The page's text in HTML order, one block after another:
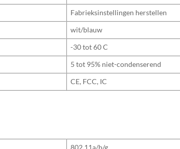
Fabrieksinstellingen herstellen
wit/blauw
-30 tot 60 C
5 tot 95% niet-condenserend
CE, FCC, IC